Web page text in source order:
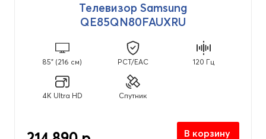
Телевизор Samsung
QE85QN80FAUXRU
85" (216 см) PCT/EAC 120 Гц
4K Ultra HD Спутник
В корзину